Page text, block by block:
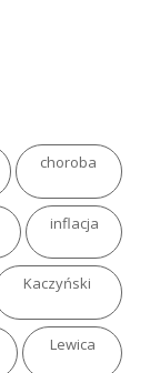
choroba
inflacja
Kaczyński
Lewica